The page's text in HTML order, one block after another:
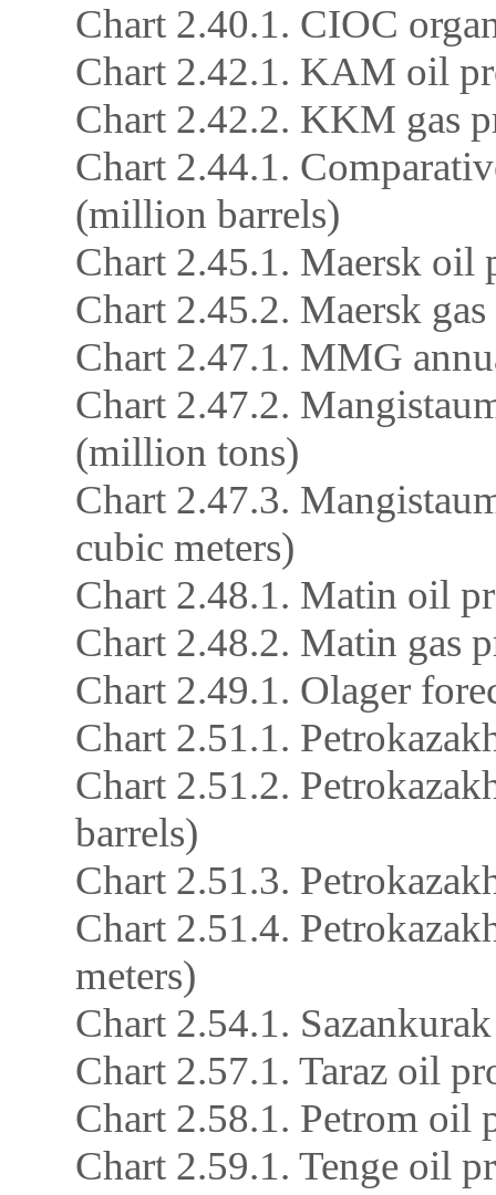
Chart 2.40.1. CIOC
Chart 2.42.1. KAM oil
Chart 2.42.2. KKM gas
Chart 2.44.1.
(million barrels)
Chart 2.45.1. Maersk oil
Chart 2.45.2. Maersk
Chart 2.47.1. MMG
Chart 2.47.2.
(million tons)
Chart 2.47.3.
cubic meters)
Chart 2.48.1. Matin oil
Chart 2.48.2. Matin gas
Chart 2.49.1. Olager
Chart 2.51.1.
Chart 2.51.2.
barrels)
Chart 2.51.3.
Chart 2.51.4.
meters)
Chart 2.54.1.
Chart 2.57.1. Taraz oil
Chart 2.58.1. Petrom oil
Chart 2.59.1. Tenge oil